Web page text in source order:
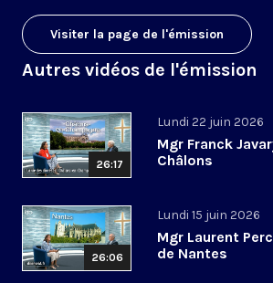
Visiter la page de l'émission
Autres vidéos de l'émission
26:17
Lundi 22 juin 2026
Mgr Franck
Châlons
26:06
Lundi 15 juin 2026
Mgr Laurent
de Nantes